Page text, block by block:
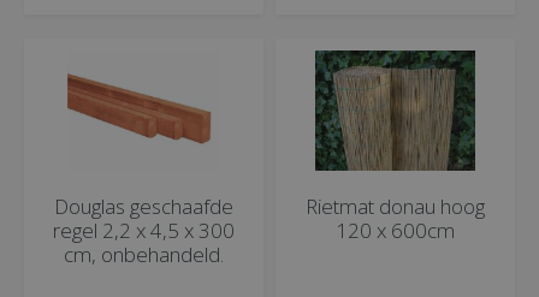
Douglas geschaafde
regel 2,2 x 4,5 x 300
cm, onbehandeld.
Rietmat donau hoog
120 x 600cm